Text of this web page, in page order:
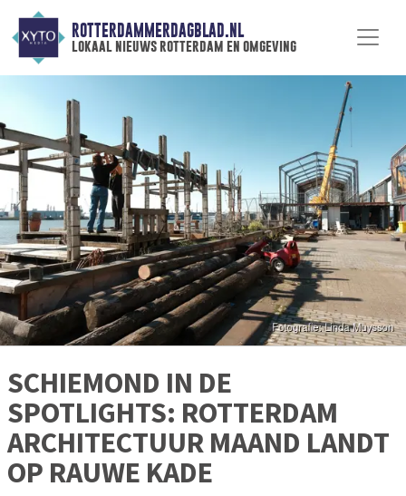
ROTTERDAMMERDAGBLAD.NL
lokaal nieuws rotterdam en omgeving
SCHIEMOND IN DE
SPOTLIGHTS: ROTTERDAM
ARCHITECTUUR MAAND LANDT
OP RAUWE KADE